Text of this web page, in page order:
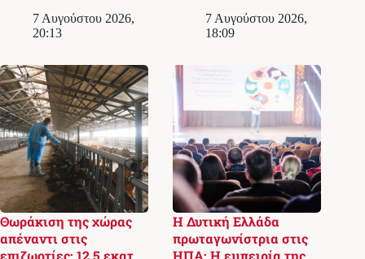
7 Αυγούστου 2026,
20:13
7 Αυγούστου 2026,
18:09
Θωράκιση της χώρας
απέναντι στις
επιζωοτίες: 12,5 εκατ.
Η Δυτική Ελλάδα
πρωταγωνίστρια στις
ΗΠΑ: Η εμπειρία της